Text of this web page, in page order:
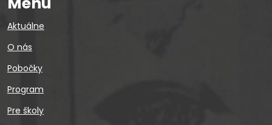
Aktuálne
O nás
Pobočky
Program
Pre školy